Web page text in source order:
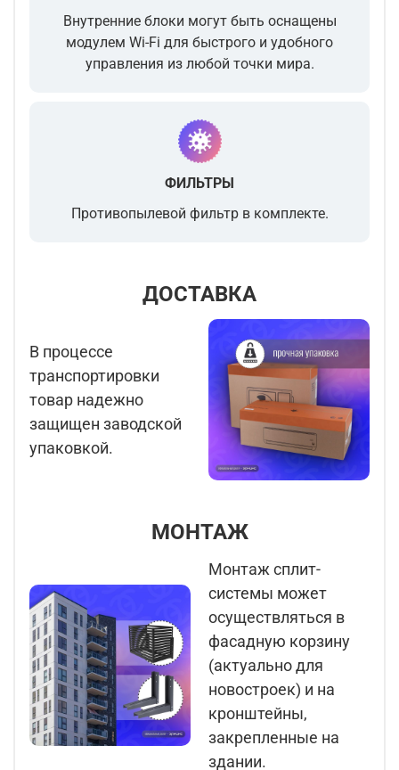
Внутренние блоки могут быть оснащены
модулем Wi-Fi для быстрого и удобного
управления из любой точки мира.
ФИЛЬТРЫ
Противопылевой фильтр в комплекте.
ДОСТАВКА
В процессе
транспортировки
товар надежно
защищен заводской
упаковкой.
МОНТАЖ
Монтаж сплит-
системы может
осуществляться в
фасадную корзину
(актуально для
новостроек) и на
кронштейны,
закрепленные на
здании.